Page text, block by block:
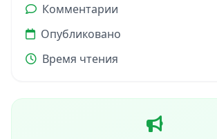
Комментарии
Опубликовано
Время чтения